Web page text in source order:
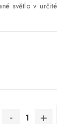
světlo v určité